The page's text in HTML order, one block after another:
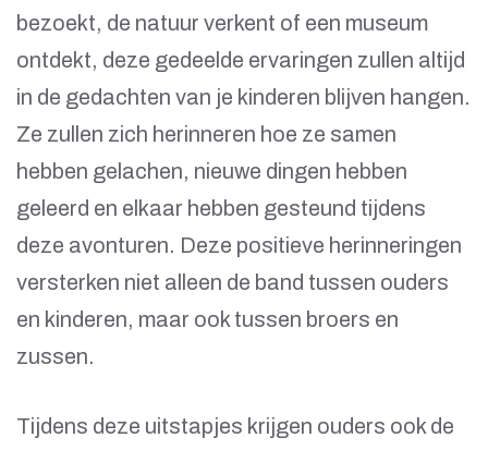
bezoekt, de natuur verkent of een museum
ontdekt, deze gedeelde ervaringen zullen altijd
in de gedachten van je kinderen blijven hangen.
Ze zullen zich herinneren hoe ze samen
hebben gelachen, nieuwe dingen hebben
geleerd en elkaar hebben gesteund tijdens
deze avonturen. Deze positieve herinneringen
versterken niet alleen de band tussen ouders
en kinderen, maar ook tussen broers en
zussen.
Tijdens deze uitstapjes krijgen ouders ook de